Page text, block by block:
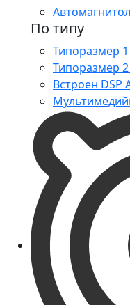
По типу
Типоразмер
Типоразмер
Встроен